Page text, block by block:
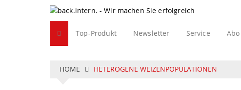
Top-Produkt Newsletter Service Abo
HOME HETEROGENE WEIZENPOPULATIONEN